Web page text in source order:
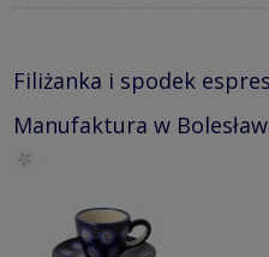
Filiżanka i spodek
Manufaktura w